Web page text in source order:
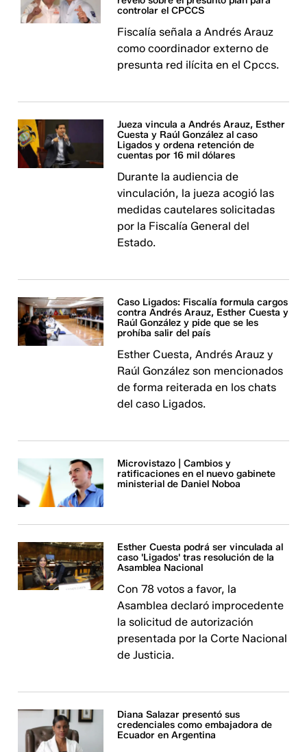
controlar el CPCCS
Fiscalía señala a Andrés Arauz
como coordinador externo de
presunta red ilícita en el Cpccs.
Jueza vincula a Andrés Arauz, Esther
Cuesta y Raúl González al caso
Ligados y ordena retención de
cuentas por 16 mil dólares
Durante la audiencia de
vinculación, la jueza acogió las
medidas cautelares solicitadas
por la Fiscalía General del
Estado.
Caso Ligados: Fiscalía formula cargos
contra Andrés Arauz, Esther Cuesta y
Raúl González y pide que se les
prohíba salir del país
Esther Cuesta, Andrés Arauz y
Raúl González son mencionados
de forma reiterada en los chats
del caso Ligados.
Microvistazo | Cambios y
ratificaciones en el nuevo gabinete
ministerial de Daniel Noboa
Esther Cuesta podrá ser vinculada al
caso 'Ligados' tras resolución de la
Asamblea Nacional
Con 78 votos a favor, la
Asamblea declaró improcedente
la solicitud de autorización
presentada por la Corte Nacional
de Justicia.
Diana Salazar presentó sus
credenciales como embajadora de
Ecuador en Argentina